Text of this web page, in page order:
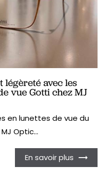
légèreté avec les
vue Gotti chez MJ
en lunettes de vue du
Optic...
En savoir plus